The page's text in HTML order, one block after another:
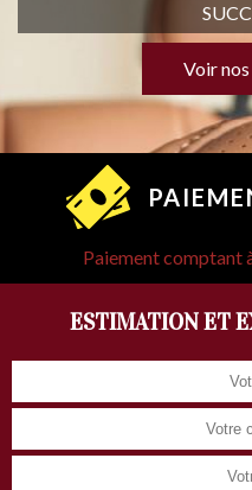
Voir
Paiement comptant
ESTIMATION ET